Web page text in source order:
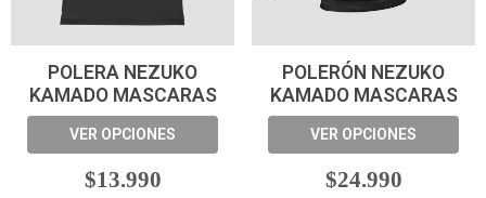
POLERA NEZUKO
KAMADO MASCARAS
VER OPCIONES
$13.990
POLERÓN NEZUKO
KAMADO MASCARAS
VER OPCIONES
$24.990